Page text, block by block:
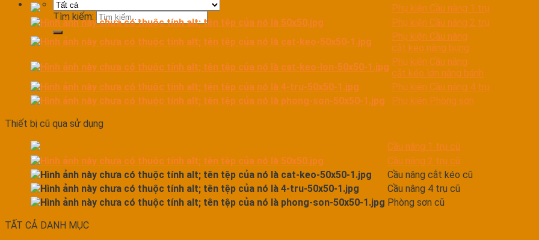
Tìm kiếm:
Phụ kiện Cầu nâng 1 trụ
Phụ kiện Cầu nâng 2 trụ
Phụ kiện Cầu nâng
cắt kéo nâng bụng
Phụ kiện Cầu nâng
cắt kéo lớn nâng bánh
Phụ kiện Cầu nâng 4 trụ
Phụ kiện Phòng sơn
Thiết bị cũ qua sử dụng
Cầu nâng 1 trụ cũ
Cầu nâng 2 trụ cũ
Cầu nâng cắt kéo cũ
Cầu nâng 4 trụ cũ
Phòng sơn cũ
TẤT CẢ DANH MỤC